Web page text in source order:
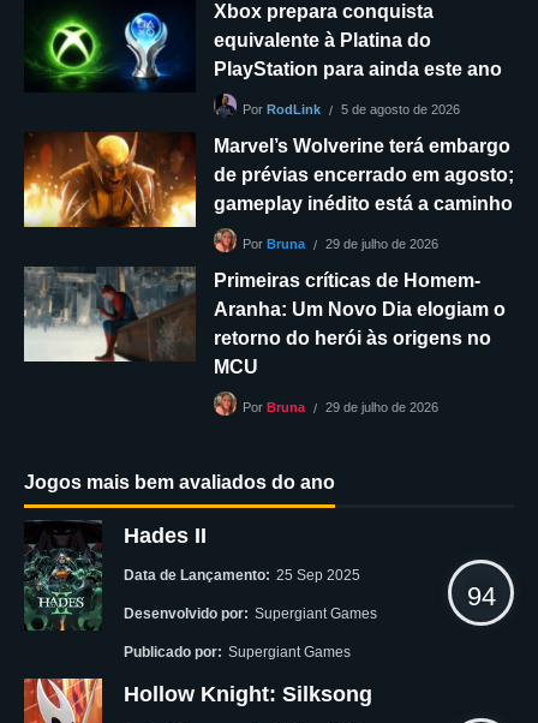
Xbox prepara conquista
equivalente à Platina do
PlayStation para ainda este ano
Por RodLink 5 de agosto de 2026
Marvel’s Wolverine terá embargo
de prévias encerrado em agosto;
gameplay inédito está a caminho
Por Bruna 29 de julho de 2026
Primeiras críticas de Homem-
Aranha: Um Novo Dia elogiam o
retorno do herói às origens no
MCU
Por Bruna 29 de julho de 2026
Jogos mais bem avaliados do ano
Hades II
Data de Lançamento: 25 Sep 2025
Desenvolvido por: Supergiant Games
Publicado por: Supergiant Games
94
Hollow Knight: Silksong